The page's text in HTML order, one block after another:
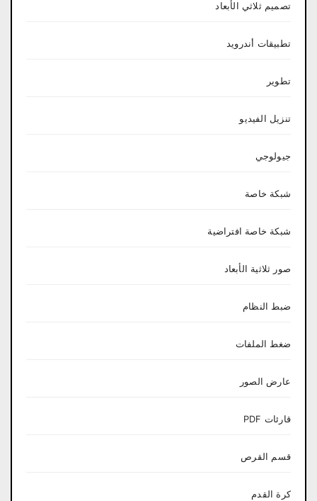
تصميم ثلاثي الأبعاد
تطبيقات أندرويد
تطوير
تنزيل الفيديو
جيولوجي
شبكة خاصة
شبكة خاصة افتراضية
صور ثلاثية الأبعاد
ضبط النظام
ضغط الملفات
عارض الصور
قارئات PDF
قسم القرص
كرة القدم